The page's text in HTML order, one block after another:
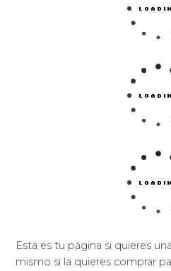
Esta es tu página si quieres
mismo si la quieres comprar